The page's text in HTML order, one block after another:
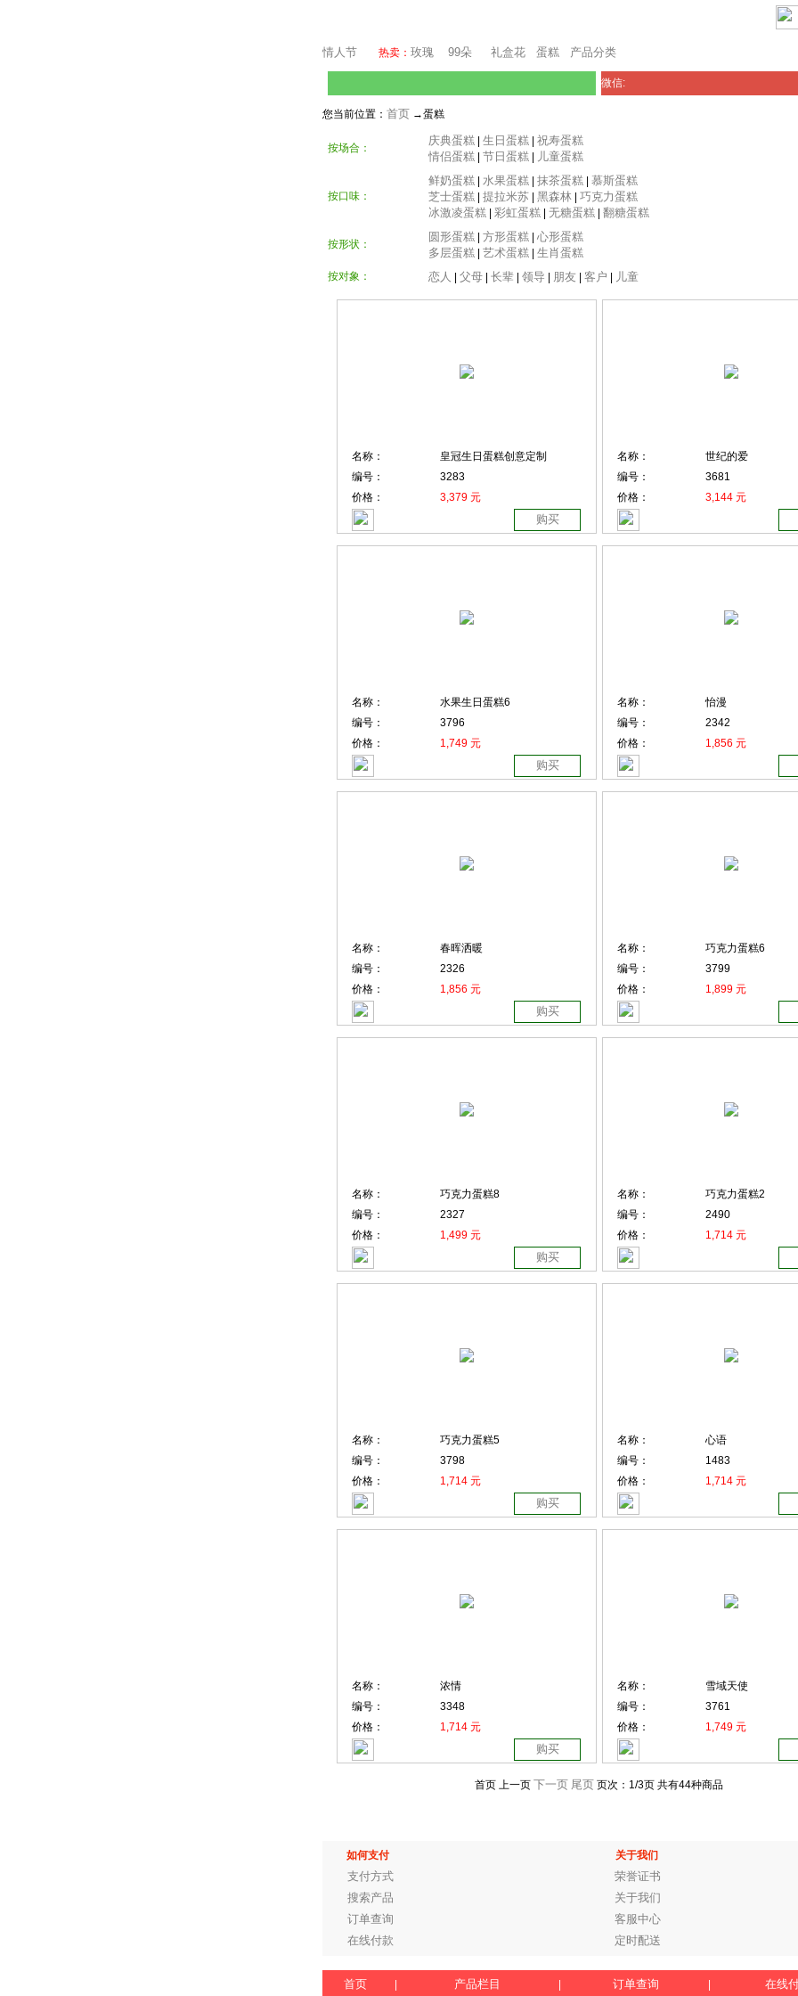
情人节 热卖： 玫瑰 99朵 礼盒花 蛋糕 产品分类
微信:
您当前位置： 首页 →蛋糕
按场合：
庆典蛋糕 生日蛋糕 祝寿蛋糕
情侣蛋糕 节日蛋糕 儿童蛋糕
按口味：
鲜奶蛋糕 水果蛋糕 抹茶蛋糕 慕斯蛋糕
芝士蛋糕 提拉米苏 黑森林 巧克力蛋糕
冰激凌蛋糕 彩虹蛋糕 无糖蛋糕 翻糖蛋糕
按形状：
圆形蛋糕 方形蛋糕 心形蛋糕
多层蛋糕 艺术蛋糕 生肖蛋糕
按对象： 恋人 父母 长辈 领导 朋友 客户 儿童
名称：
皇冠生日蛋糕创意定制
编号：
3283
价格：
3,379 元
购买
名称：
世纪的爱
编号：
3681
价格：
3,144 元
名称：
水果生日蛋糕6
编号：
3796
价格：
1,749 元
购买
名称：
怡漫
编号：
2342
价格：
1,856 元
名称：
春晖洒暖
编号：
2326
价格：
1,856 元
购买
名称：
巧克力蛋糕6
编号：
3799
价格：
1,899 元
名称：
巧克力蛋糕8
编号：
2327
价格：
1,499 元
购买
名称：
巧克力蛋糕2
编号：
2490
价格：
1,714 元
名称：
巧克力蛋糕5
编号：
3798
价格：
1,714 元
购买
名称：
心语
编号：
1483
价格：
1,714 元
名称：
浓情
编号：
3348
价格：
1,714 元
购买
名称：
雪域天使
编号：
3761
价格：
1,749 元
首页 上一页 下一页 尾页 页次： 1/3页 共有44种商品
如何支付 关于我们
支付方式
荣誉证书
搜索产品
关于我们
订单查询
客服中心
在线付款
定时配送
首页 产品栏目 订单查询 在线